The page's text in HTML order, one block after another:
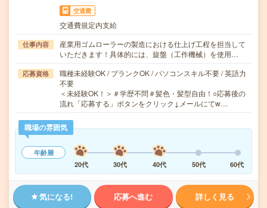
交通費
交通費規定内支給
仕事内容
産業用ゴムローラーの製造における仕上げ工程を担当して
いただきます！具体的には、旋盤（工作機械）を使用…
応募資格
職種未経験OK / ブランクOK / パソコンスキル不要 / 英語力
不要
＜未経験OK！＞＃学歴不問＃髪色・髪型自由！○応募後の
流れ「応募する」ボタンをクリック↓メールにてw…
職場の雰囲気
年齢層
20代
30代 40代 50代 60代
気になる! 応募へ進む 詳しく見る